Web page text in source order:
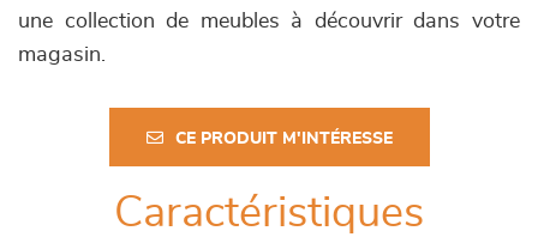
une collection de meubles à découvrir dans votre
magasin.
CE PRODUIT M'INTÉRESSE
Caractéristiques